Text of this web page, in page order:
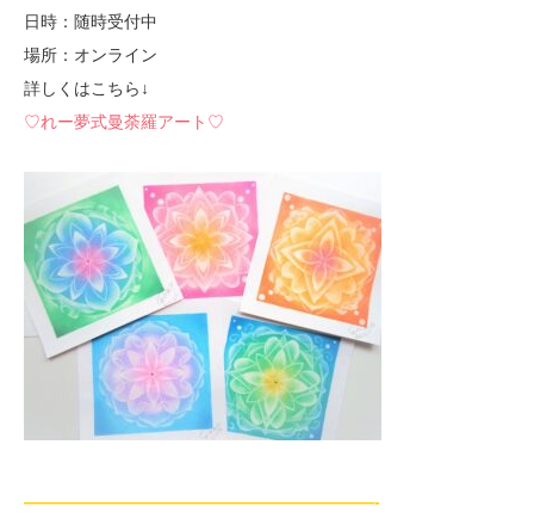
日時：随時受付中
場所：オンライン
詳しくはこちら↓
♡れー夢式曼荼羅アート♡
—————————————————————-